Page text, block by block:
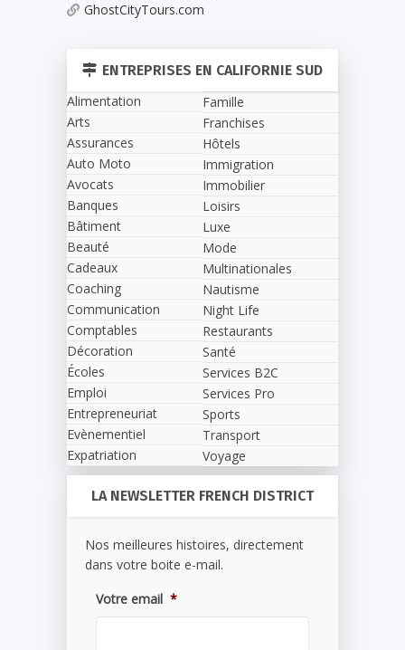
GhostCityTours.com
ENTREPRISES EN CALIFORNIE SUD
Alimentation
Arts
Assurances
Auto Moto
Avocats
Banques
Bâtiment
Beauté
Cadeaux
Coaching
Communication
Comptables
Décoration
Écoles
Emploi
Entrepreneuriat
Evènementiel
Expatriation
Famille
Franchises
Hôtels
Immigration
Immobilier
Loisirs
Luxe
Mode
Multinationales
Nautisme
Night Life
Restaurants
Santé
Services B2C
Services Pro
Sports
Transport
Voyage
LA NEWSLETTER FRENCH DISTRICT
Nos meilleures histoires, directement
dans votre boite e-mail.
Votre email *